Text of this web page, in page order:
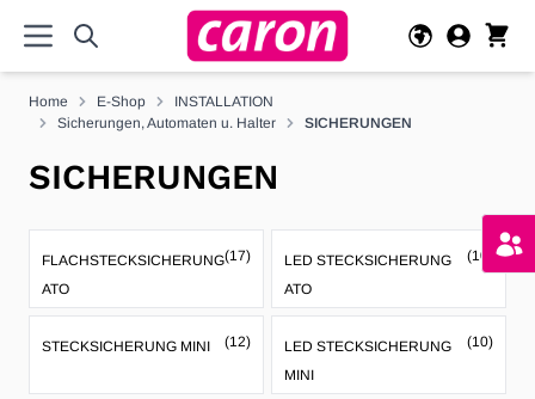
Home E-Shop
INSTALLATION
Sicherungen, Automaten u. Halter
SICHERUNGEN
SICHERUNGEN
FLACHSTECKSICHERUNG
ATO
(17)
LED STECKSICHERUNG
ATO
(10)
STECKSICHERUNG MINI (12)
LED STECKSICHERUNG
MINI
(10)